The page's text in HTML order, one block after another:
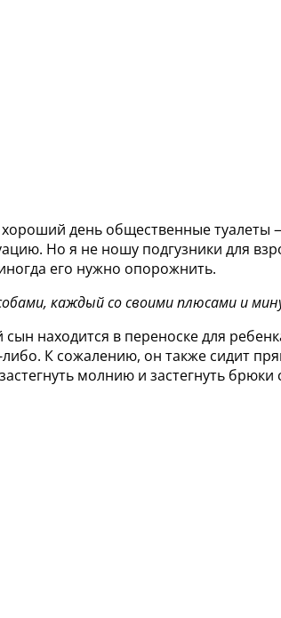
день общественные
Но я не ношу подгузники для
его нужно опорожнить.
каждый со своими плюсами и
находится в переноске для
либо. К сожалению, он также сидит
молнию и застегнуть